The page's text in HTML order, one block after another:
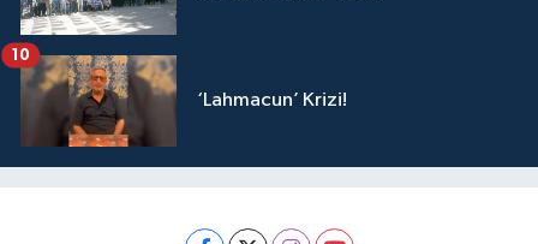
‘Lahmacun’ Krizi!
10